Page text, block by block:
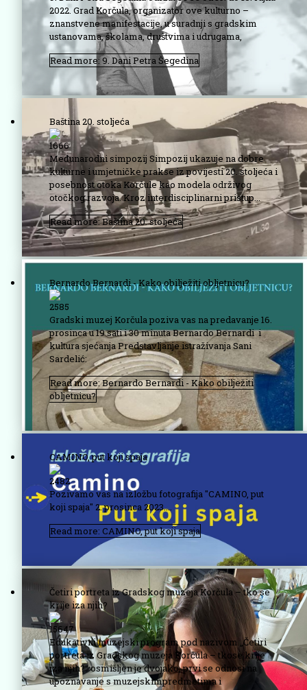
2022. Grad Korčula, organizator ove kulturno –
znanstvene manifestacije, u suradnji s gradskim
ustanovama, školama, društvima i udrugama,
Read more: 9. Dani Petra Šegedina
Baština 20. stoljeća
1666
Međunarodni simpozij Simpozij ukazuje na dobre
kulturne i umjetničke prakse iz povijesti 20. stoljeća i
posebnost otoka Korčule kao modela održivog
otočkog razvoja. Kroz interdisciplinarni pristup...
Read more: Baština 20. stoljeća
Bernardo Bernardi - Kako obilježiti obljetnicu?
2585
Gradski muzej Korčula poziva vas na predavanje 16.
prosinca u 19 sati i 30 minuta Bernardo Bernardi i
kultura sjećanja Predstavljanje istraživanja Sani
Sardelić:
Read more: Bernardo Bernardi - Kako obilježiti
obljetnicu?
CAMINO, put koji spaja
2482
Pozivamo vas na izložbu fotografija "CAMINO, put
koji spaja" 2. prosinca 2023....
Read more: CAMINO, put koji spaja
Četiri portreta iz Gradskog muzeja Korčula – tko se
krije iza njih?
15647
Edukativni muzejski program pod nazivom „Četiri
portreta iz Gradskog muzeja Korčula – tkose krije
iza njih?“ osmišljen je dvojako, prvi se odnosi na
upoznavanje s muzejskimpredmetima i